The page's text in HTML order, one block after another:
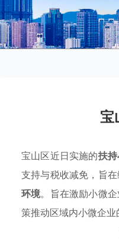
宝
宝山区近日实施的扶
支持与税收减免，旨
环境。旨在激励小微
策推动区域内小微企